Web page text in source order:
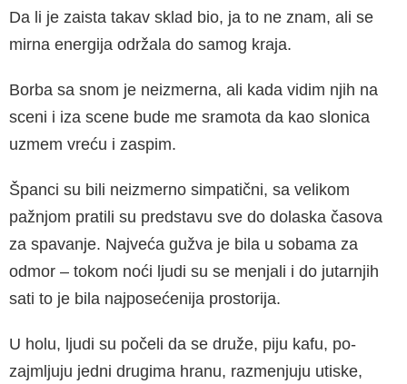
Da li je zaista takav sklad bio, ja to ne znam, ali se
mirna energija održala do samog kraja.
Borba sa snom je neizmerna, ali kada vidim njih na
sceni i iza scene bude me sramota da kao slonica
uzmem vreću i zaspim.
Španci su bili neizmerno simpatični, sa velikom
pažnjom pratili su predstavu sve do dolaska ča­sova
za spavanje. Najveća gužva je bila u soba­ma za
odmor – tokom noći ljudi su se menjali i do jutarnjih
sati to je bila najposećenija prosto­rija.
U holu, ljudi su počeli da se druže, piju kafu, po­
zajmljuju jedni drugima hranu, razmenjuju uti­ske,